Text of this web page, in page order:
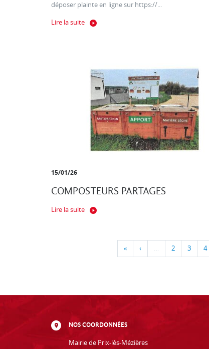
déposer plainte en ligne sur https://...
Lire la suite
15/01/26
COMPOSTEURS PARTAGES
Lire la suite
« ‹ … 2 3 4
NOS COORDONNÉES
Mairie de Prix-lès-Mézières